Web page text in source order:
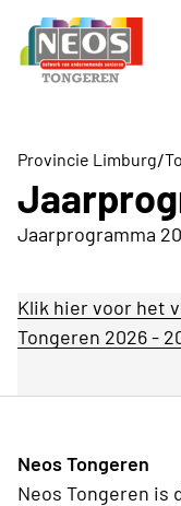
Provincie Limburg/
Jaarprogramma
Klik hier voor het
Tongeren 2026 -
Neos Tongeren
Neos Tongeren is